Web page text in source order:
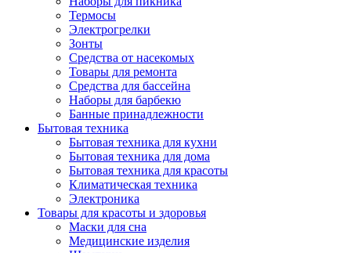
Термосы
Электрогрелки
Зонты
Средства от насекомых
Товары для ремонта
Средства для бассейна
Наборы для барбекю
Банные принадлежности
Бытовая техника
Бытовая техника для кухни
Бытовая техника для дома
Бытовая техника для красоты
Климатическая техника
Электроника
Товары для красоты и здоровья
Маски для сна
Медицинские изделия